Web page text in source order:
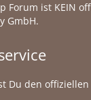
Forum ist KEIN
GmbH.
Du den